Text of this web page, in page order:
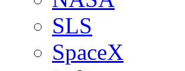
SLS
SpaceX